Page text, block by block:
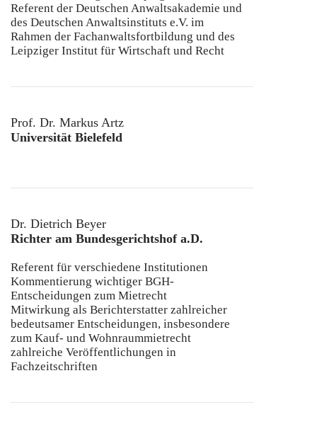
Referent der Deutschen Anwaltsakademie und
des Deutschen Anwaltsinstituts e.V. im
Rahmen der Fachanwaltsfortbildung und des
Leipziger Institut für Wirtschaft und Recht
Prof. Dr. Markus Artz
Universität Bielefeld
Dr. Dietrich Beyer
Richter am Bundesgerichtshof a.D.
Referent für verschiedene Institutionen
Kommentierung wichtiger BGH-
Entscheidungen zum Mietrecht
Mitwirkung als Berichterstatter zahlreicher
bedeutsamer Entscheidungen, insbesondere
zum Kauf- und Wohnraummietrecht
zahlreiche Veröffentlichungen in
Fachzeitschriften